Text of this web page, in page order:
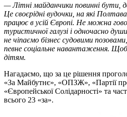
— Літні майданчики повинні бути,
Це своєрідні вудочки, на які
працює в усій Європі. Не можна
туристичної галузі і одночасно
не чіпаємо бізнес судовими
певне соціальне навантаження.
дітям.
Нагадаємо, що за це рішення
«За Майбутнє», «ОПЗЖ», «Партії
«Європейської Солідарності» та
всього 23 «за».